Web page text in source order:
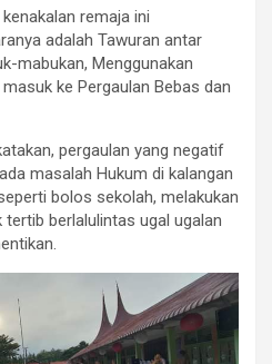
remaja ini
adalah Tawuran antar
mabukan, Menggunakan
ke Pergaulan Bebas dan
pergaulan yang negatif
masalah Hukum di kalangan
bolos sekolah, melakukan
berlalulintas ugal ugalan